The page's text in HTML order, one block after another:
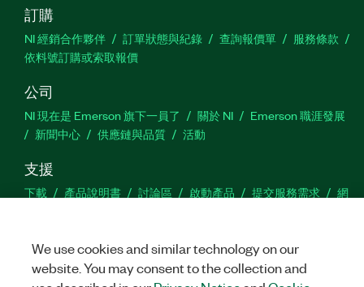
訂購
NI 經銷合作夥伴 訂單狀態與紀錄 查詢報價單
服務條款
依料號訂購或索取報價
公司
NI 現在是 Emerson 旗下一員了 關於 NI
Emerson 職涯發展
新聞中心
供應鏈與品質 活動
支援
下載 產品說明書 討論區 啟動產品 提交服務需求
網
TwitterFacebook
We use cookies and similar technology on our
website. You may consent to the collection and